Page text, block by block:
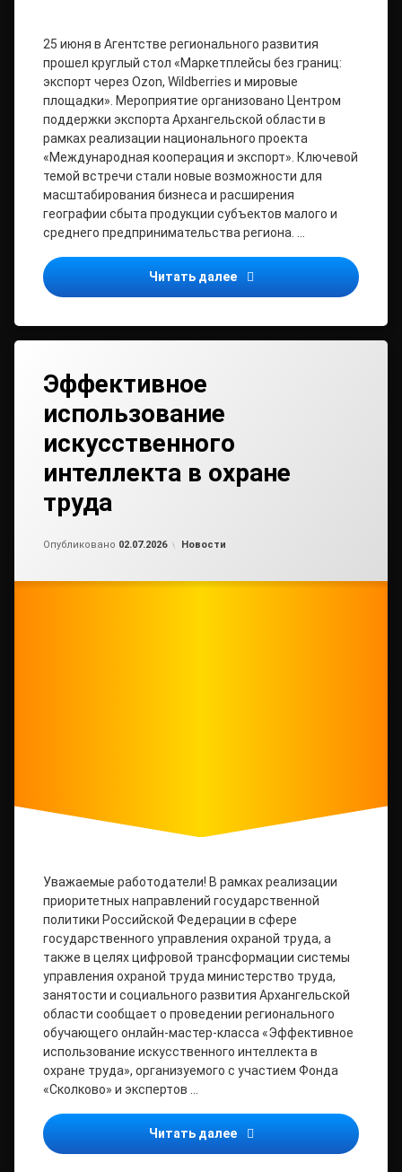
25 июня в Агентстве регионального развития
прошел круглый стол «Маркетплейсы без границ:
экспорт через Ozon, Wildberries и мировые
площадки». Мероприятие организовано Центром
поддержки экспорта Архангельской области в
рамках реализации национального проекта
«Международная кооперация и экспорт». Ключевой
темой встречи стали новые возможности для
масштабирования бизнеса и расширения
географии сбыта продукции субъектов малого и
среднего предпринимательства региона. …
Читать далее Маркетплейсы как
Эффективное
использование
искусственного
интеллекта в охране
труда
Опубликовано 02.07.2026 Рубрики:
Новости
Уважаемые работодатели! В рамках реализации
приоритетных направлений государственной
политики Российской Федерации в сфере
государственного управления охраной труда, а
также в целях цифровой трансформации системы
управления охраной труда министерство труда,
занятости и социального развития Архангельской
области сообщает о проведении регионального
обучающего онлайн-мастер-класса «Эффективное
использование искусственного интеллекта в
охране труда», организуемого с участием Фонда
«Сколково» и экспертов …
Читать далее Эффективное